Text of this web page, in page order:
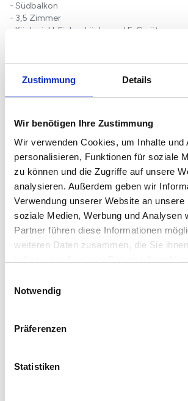
Zustimmung Details
Wir benötigen Ihre Zustimmung
Wir verwenden Cookies, um Inhalte und
personalisieren, Funktionen für soziale
zu können und die Zugriffe auf unsere
analysieren. Außerdem geben wir
Verwendung unserer Website an unsere
soziale Medien, Werbung und Analysen
Partner führen diese Informationen
weiteren Daten zusammen, die Sie
Notwendig
Präferenzen
Statistiken
- Südbalkon
- 3,5 Zimmer
- Küche inkl. Einbauküche und E-Geräten
- Baujahr 1973
- Großer Kellerraum (ca. 20m²) mit Oberlic...
Weiterlesen...
Grundriss